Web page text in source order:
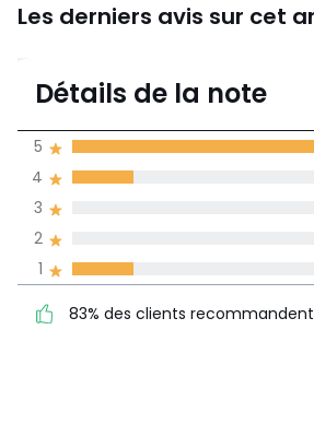
Les derniers avis sur cet
4,2
moyenne
dans toutes
4 1
5
Détails de la note
1
2
3
4
5
83% des clients